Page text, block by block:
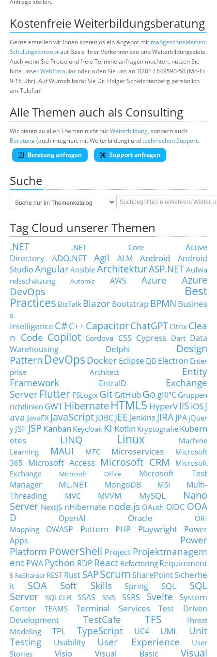
Anfrage stellen.
Kostenfreie Weiterbildungsberatung
Gerne erstellen wir Ihnen kostenlos ein Angebot mit maßgeschneidertem
Schulungskonzeptauf Basis Ihrer Vorkenntnisse und Weiterbildungsziele.
Auch wenn Sie Preise und freie Termine anfragen möchten, nutzen Sie
bitte unserWebformularoder rufen Sie uns an: 0201 / 649590-50 (Mo-Fr
9-16 Uhr). Auf Wunsch berät Sie Dr. Holger Schwichtenberg persönlich
am Telefon!
Alle Themen auch als Consulting
Wir bieten zu allen Themen nicht nurWeiterbildung, sondern auch
Beratung(auch integriert mit Weiterbildung) undtechnischen Support.
Beratung anfragen
Support anfragen
Suche
Tag Cloud unserer Themen
.NET .NET Core
Active
Directory
ADO.NET Agil ALM Android
Android
StudioAngularAnsible ArchitekturASP.NETAufwa
ndsschätzung
Automic AWS Azure
Azure
DevOps
Best
Practices BizTalk Blazor Bootstrap BPMN Busines
s
Intelligence C#C++ CapacitorChatGPT Citrix Clea
n Code Copilot Cordova CSS Cypress Dart Data
Warehousing
Delphi
Design
Pattern DevOps DockerEclipse EJB Electron Enter
prise Architect
Entity
Framework
EntraID
Exchange
Server Flutter FSLogix Git GitHubGo gRPC Gruppen
richtlinien GWT HibernateHTML5 HyperVIIS iOSJ
ava JavaFX JavaScript JDBC JEE Jenkins JIRA JPA jQuer
y JSF JSP Kanban Keycloak KI Kotlin Kryptografie Kubern
etes
LINQ Linux
Machine
Learning
MAUI MFC Microservices
Microsoft
365
Microsoft Access Microsoft CRM
Microsoft
Exchange
Microsoft Office
Microsoft Test
Manager
ML.NET MongoDB MSI
Multi-
Threading
MVC MVVM MySQL
Nano
Server NextJS nHibernate node.js OAuth OIDC OOA
D
OpenAI Oracle
OR-
Mapping
OWASP Pattern PHP Playwright
Power
Apps
Power
Platform PowerShell Project Projektmanagem
ent PWA Python RDP React Refactoring Requirement
s ReSharper RESTRust SAPScrum SharePointSicherhe
it
SOA Soft Skills Spring SQL
SQL
Server
SQLCLR SSAS SSIS SSRS Svelte
System
Center
TEAMS Terminal Services
Test Driven
Development
TestCafe TFS
Threat
Modeling
TPL TypeScript UC4 UML
Unit
Testing
Usability User Experience
User
Stories
Visio Visual Basic
Visual